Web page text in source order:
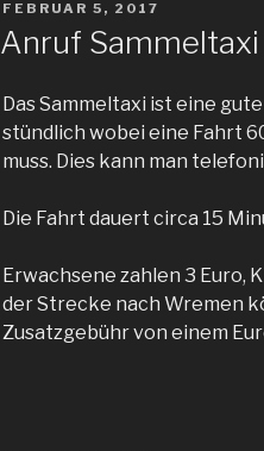
VERÖFFENTLICHT
FEBRUAR 5, 2017
Anruf Sammeltaxi
Das Sammeltaxi ist eine
stündlich wobei eine Fahrt
muss. Dies kann man
Die Fahrt dauert circa 15
Erwachsene zahlen 3 Euro,
der Strecke nach Wremen
Zusatzgebühr von einem